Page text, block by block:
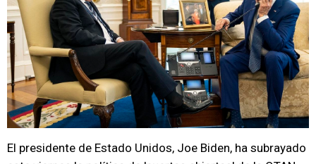
El presidente de Estado Unidos, Joe Biden, ha subrayado